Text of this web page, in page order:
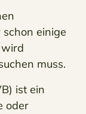
einige
muss.
ist ein
oder